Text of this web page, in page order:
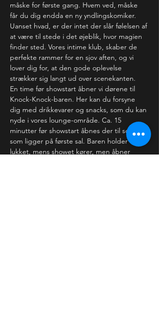
måske for første gang. Hvem ved, måske
får du dig endda en ny yndlingskomiker.
Uanset hvad, er der intet der slår følelsen af
at være til stede i det øjeblik, hvor magien
finder sted. Vores intime klub, skaber de
perfekte rammer for en sjov aften, og vi
lover dig for, at den gode oplevelse
strækker sig langt ud over scenekanten.
En time før showstart åbner vi dørene til
Knock-Knock-baren. Her kan du forsyne
dig med drikkevarer og snacks, som du kan
nyde i vores lounge-område. Ca. 15
minutter før showstart åbnes der til scenen,
som ligger på første sal. Baren holder
lukket, mens showet kører, men åbner